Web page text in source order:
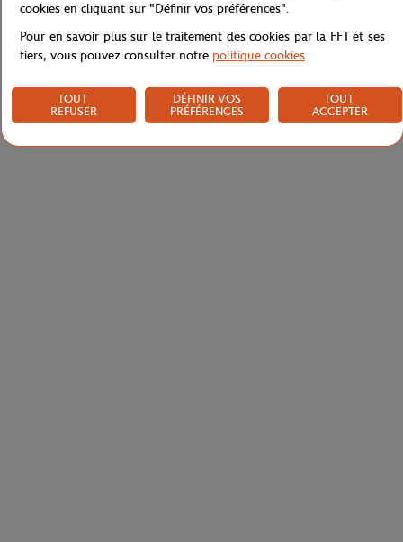
cookies en cliquant sur "Définir vos préférences".
Pour en savoir plus sur le traitement des cookies par la FFT et ses
tiers, vous pouvez consulter notre politique cookies.
TOUT
REFUSER
DÉFINIR VOS
PRÉFÉRENCES
TOUT
ACCEPTER